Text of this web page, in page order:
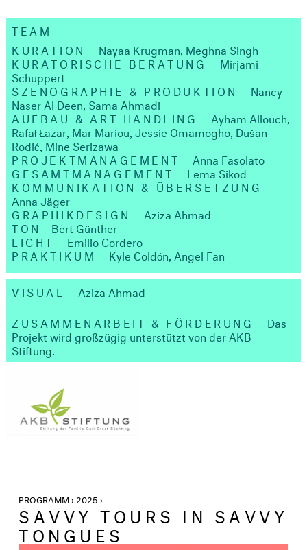
TEAM
KURATION
Nayaa Krugman, Meghna Singh
KURATORISCHE BERATUNGMirjami
Schuppert
SZENOGRAPHIE & PRODUKTION
Nancy
Naser Al Deen, Sama Ahmadi
AUFBAU & ART HANDLING
Ayham Allouch,
Rafał Łazar, Mar Mariou, Jessie Omamogho, Dušan
Rodić, Mine Serizawa
PROJEKTMANAGEMENT
Anna Fasolato
GESAMTMANAGEMENT
Lema Sikod
KOMMUNIKATION & ÜBERSETZUNG
Anna Jäger
GRAPHIKDESIGN
Aziza Ahmad
TON
Bert Günther
LICHT
Emilio Cordero
PRAKTIKUM
Kyle Coldón, Angel Fan
VISUAL
Aziza Ahmad
ZUSAMMENARBEIT & FÖRDERUNG
Das
Projekt wird großzügig unterstützt von der AKB
Stiftung.
PROGRAMM › 2025 ›
SAVVY TOURS IN SAVVY
TONGUES